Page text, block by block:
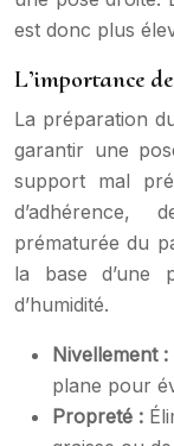
est donc plus
L’importance
La préparation
garantir une
support mal
prématurée du
la base d’une
d’humidité.
Nivellement :
plane pour
Propreté :